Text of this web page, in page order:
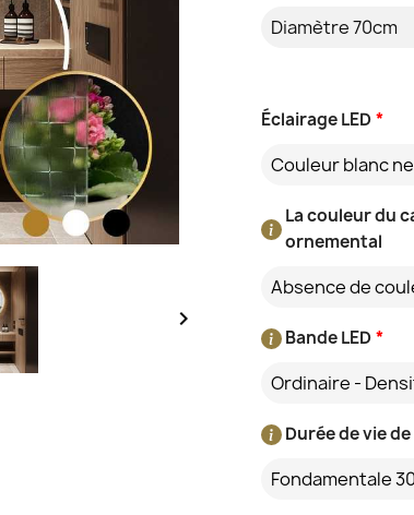

*
Éclairage LED
Couleur blanc
La couleur du
ornemental
*
Bande LED
Ordinaire -
Durée de vie
Fondamentale